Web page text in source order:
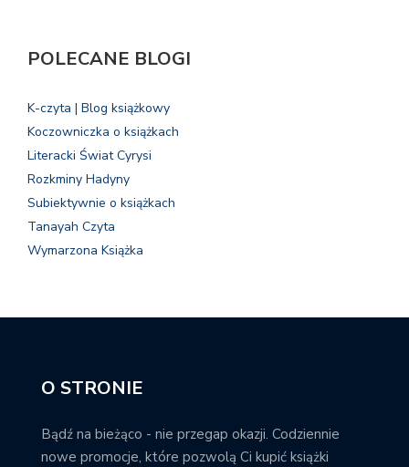
POLECANE BLOGI
K-czyta | Blog książkowy
Koczowniczka o książkach
Literacki Świat Cyrysi
Rozkminy Hadyny
Subiektywnie o książkach
Tanayah Czyta
Wymarzona Książka
O STRONIE
Bądź na bieżąco - nie przegap okazji. Codziennie
nowe promocje, które pozwolą Ci kupić książki